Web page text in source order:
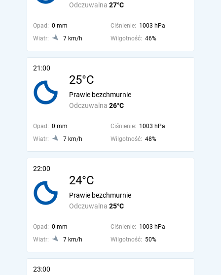
Odczuwalna 27°C
Opad: 0 mm Ciśnienie: 1003 hPa
Wiatr:
7 km/h Wilgotność: 46%
21:00
25°C
Odczuwalna 26°C
Prawie bezchmurnie
Opad: 0 mm Ciśnienie: 1003 hPa
Wiatr:
7 km/h Wilgotność: 48%
22:00
24°C
Odczuwalna 25°C
Prawie bezchmurnie
Opad: 0 mm Ciśnienie: 1003 hPa
Wiatr:
7 km/h Wilgotność: 50%
23:00